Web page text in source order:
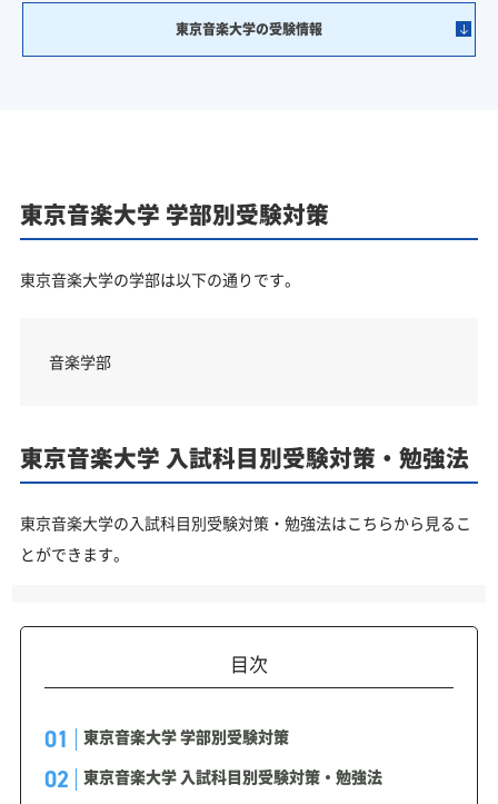
東京音楽大学の受験情報
東京音楽大学 学部別受験対策
東京音楽大学の学部は以下の通りです。
音楽学部
東京音楽大学 入試科目別受験対策・勉強法
東京音楽大学の入試科目別受験対策・勉強法はこちらから見るこ
とができます。
目次
東京音楽大学 学部別受験対策
東京音楽大学 入試科目別受験対策・勉強法